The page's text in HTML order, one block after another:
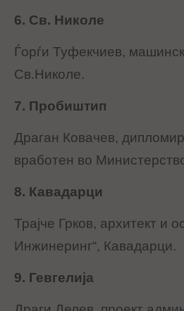
6. Св. Николе
Ѓорѓи Туфекчиев,
Св.Николе.
7. Пробиштип
Драган Ковачев,
вработен во
8. Кавадарци
Трајче Грков, архитект и
Инжинеринг“, Кавадарци.
9. Гевгелија